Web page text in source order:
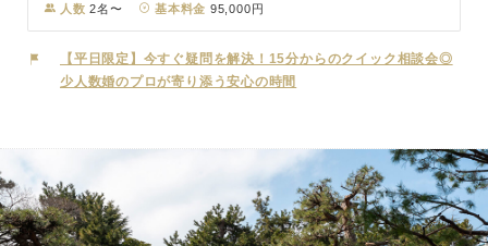
まの御神前で夫婦の契りを結び、幸せな家庭が築かれることを祈願い
たします。
人数 2名〜 基本料金 95,000円
【平日限定】今すぐ疑問を解決！15分からのクイック相談会◎
少人数婚のプロが寄り添う安心の時間